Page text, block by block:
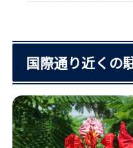
国際通り近くの